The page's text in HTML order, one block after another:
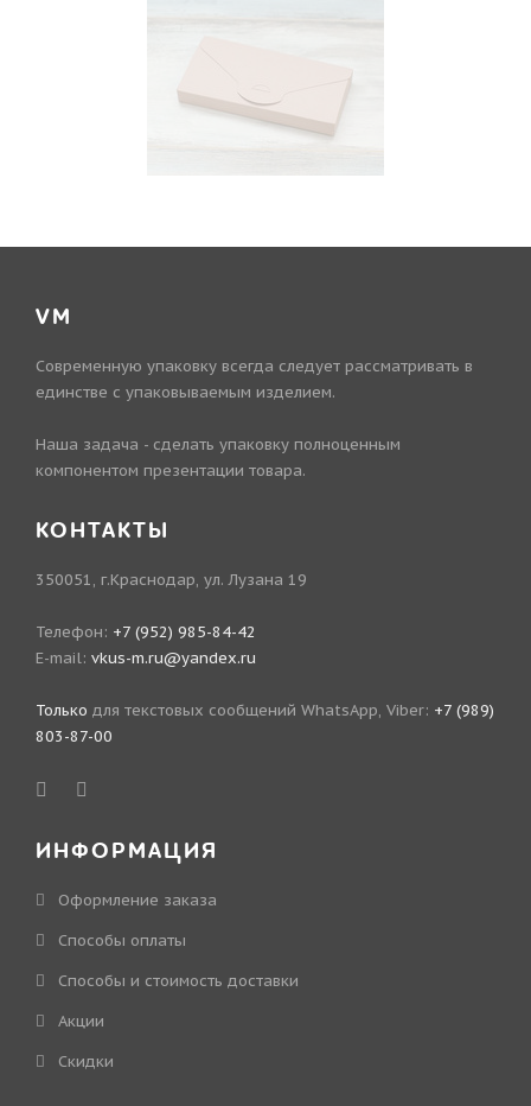
VM
Современную упаковку всегда следует рассматривать в
единстве с упаковываемым изделием.
Наша задача - сделать упаковку полноценным
компонентом презентации товара.
КОНТАКТЫ
350051, г.Краснодар, ул. Лузана 19
Телефон: +7 (952) 985-84-42
E-mail: vkus-m.ru@yandex.ru
Только для текстовых сообщений WhatsApp, Viber: +7 (989)
803-87-00
ИНФОРМАЦИЯ
Оформление заказа
Способы оплаты
Способы и стоимость доставки
Акции
Скидки